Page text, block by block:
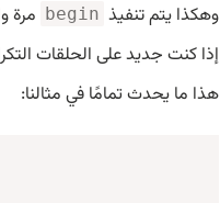
وهكذا يتم تنفيذ begin مرة
إذا كنت جديد على الحلقات
هذا ما يحدث تمامًا في مثالنا: